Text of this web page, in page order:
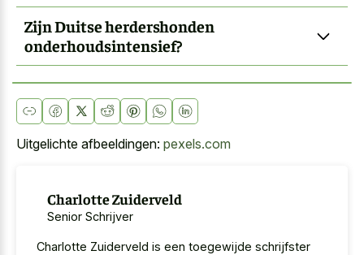
Zijn Duitse herdershonden
onderhoudsintensief?
Uitgelichte afbeeldingen: pexels.com
Charlotte Zuiderveld
Senior Schrijver
Charlotte Zuiderveld is een toegewijde schrijfster